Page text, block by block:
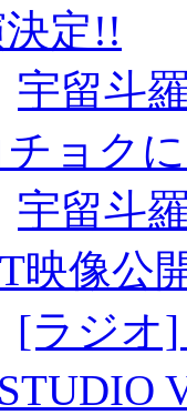
定!!
宇留斗
ョク
宇留斗
映像公
[ラジオ]